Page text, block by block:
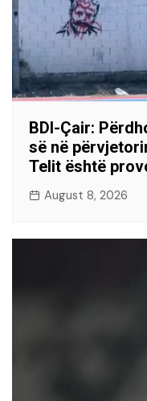
BDI-Çair:
së në
Telit është
August 8, 2026